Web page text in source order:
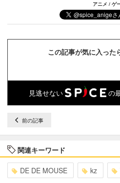
アニメ / ゲ
この記事が気に入った
見逃せない の
前の記事
関連キーワード
DE DE MOUSE kz